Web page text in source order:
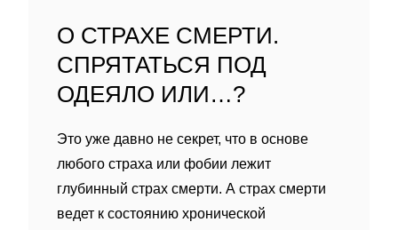
О СТРАХЕ СМЕРТИ.
СПРЯТАТЬСЯ ПОД
ОДЕЯЛО ИЛИ…?
Это уже давно не секрет, что в основе
любого страха или фобии лежит
глубинный страх смерти. А страх смерти
ведет к состоянию хронической